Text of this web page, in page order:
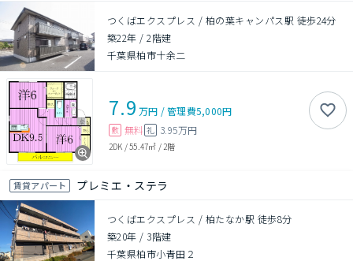
つくばエクスプレス / 柏の葉キャンパス駅 徒歩24分
築22年 /2階建
千葉県柏市十余二
7.9 万円 /管理費5,000円
敷 無料 礼 3.95万円
2DK /55.47㎡ / 2階
賃貸アパート プレミエ・ステラ
つくばエクスプレス / 柏たなか駅 徒歩8分
築20年 / 3階建
千葉県柏市小青田２